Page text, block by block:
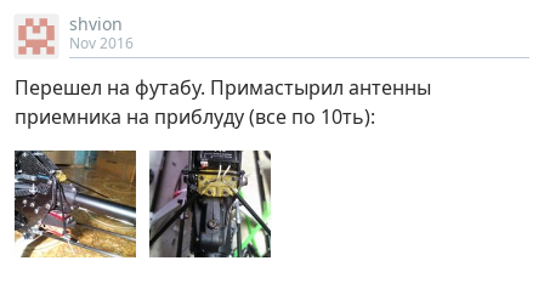
shvion
Nov 2016
Перешел на футабу. Примастырил антенны
приемника на приблуду (все по 10ть):